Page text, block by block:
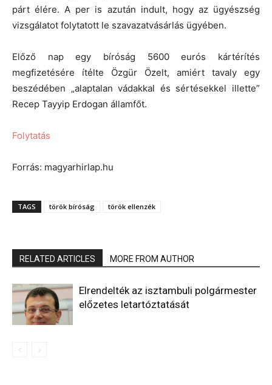
párt élére. A per is azután indult, hogy az ügyészség
vizsgálatot folytatott le szavazatvásárlás ügyében.
Előző nap egy bíróság 5600 eurós kártérítés
megfizetésére ítélte Özgür Özelt, amiért tavaly egy
beszédében „alaptalan vádakkal és sértésekkel illette”
Recep Tayyip Erdogan államfőt.
Folytatás
Forrás: magyarhirlap.hu
TAGS török bíróság török ellenzék
RELATED ARTICLES MORE FROM AUTHOR
Elrendelték az isztambuli polgármester
előzetes letartóztatását